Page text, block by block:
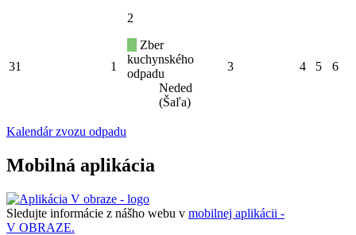
31 1
2
Zber
kuchynského
odpadu
Neded
(Šaľa)
3 4 5 6
Kalendár zvozu odpadu
Mobilná aplikácia
Sledujte informácie z nášho webu v mobilnej aplikácii -
V OBRAZE.